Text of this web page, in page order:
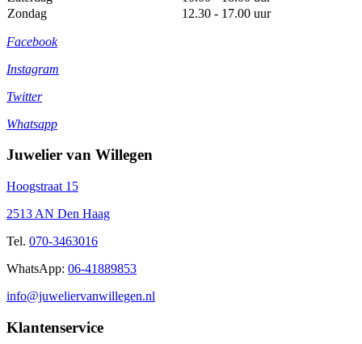
Zondag
12.30 - 17.00 uur
Facebook
Instagram
Twitter
Whatsapp
Juwelier van Willegen
Hoogstraat 15
2513 AN Den Haag
Tel. 070-3463016
WhatsApp: 06-41889853
info@juweliervanwillegen.nl
Klantenservice